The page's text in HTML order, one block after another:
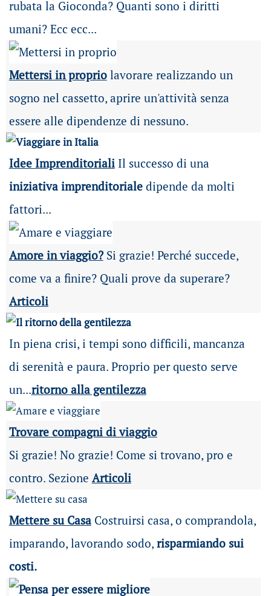
rubata la Gioconda? Quanti sono i diritti
umani? Ecc ecc...
Mettersi in propriolavorare realizzando un
sogno nel cassetto, aprire un'attività senza
essere alle dipendenze di nessuno.
Idee ImprenditorialiIl successo di una
iniziativa imprenditorialedipende da molti
fattori...
Amore in viaggio?Si grazie! Perché succede,
come va a finire? Quali prove da superare?
Articoli
In piena crisi, i tempi sono difficili, mancanza
di serenità e paura. Proprio per questo serve
un...ritorno alla gentilezza
Trovare compagni di viaggio
Si grazie! No grazie! Come si trovano, pro e
contro. Sezione Articoli
Mettere su Casa Costruirsi casa, o comprandola,
imparando, lavorando sodo, risparmiando sui
costi.